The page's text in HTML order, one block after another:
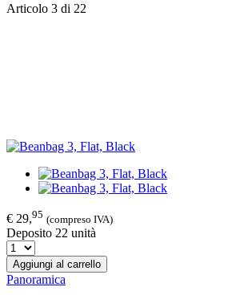
Articolo 3 di 22
€ 29,95 (compreso IVA)
Deposito 22 unità
Aggiungi al carrello
Panoramica